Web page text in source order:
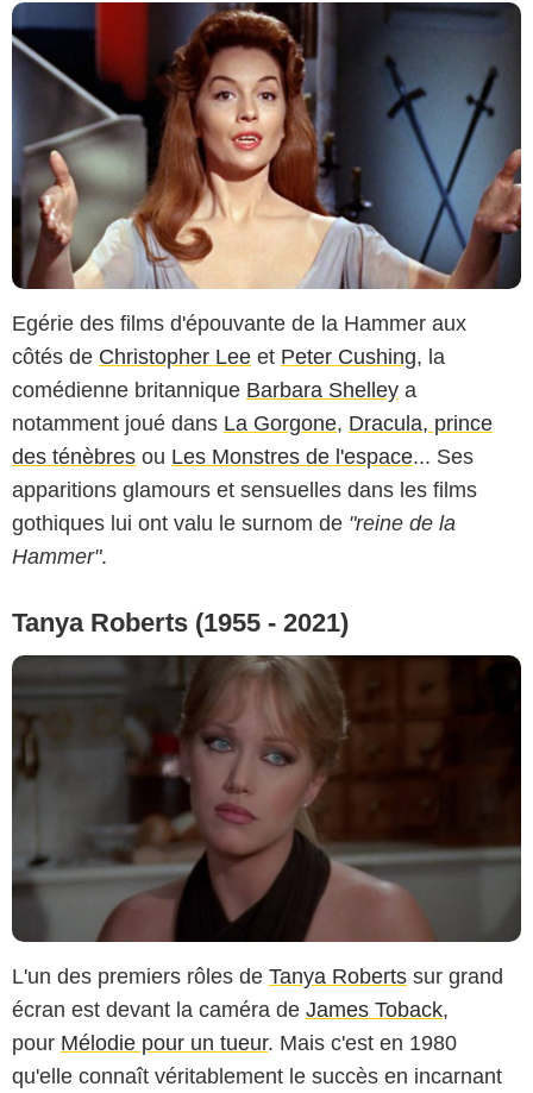
Egérie des films d'épouvante de la Hammer aux
côtés de Christopher Lee et Peter Cushing, la
comédienne britannique Barbara Shelley a
notamment joué dans La Gorgone, Dracula, prince
des ténèbres ou Les Monstres de l'espace... Ses
apparitions glamours et sensuelles dans les films
gothiques lui ont valu le surnom de "reine de la
Hammer".
Tanya Roberts (1955 - 2021)
L'un des premiers rôles de Tanya Roberts sur grand
écran est devant la caméra de James Toback,
pour Mélodie pour un tueur. Mais c'est en 1980
qu'elle connaît véritablement le succès en incarnant